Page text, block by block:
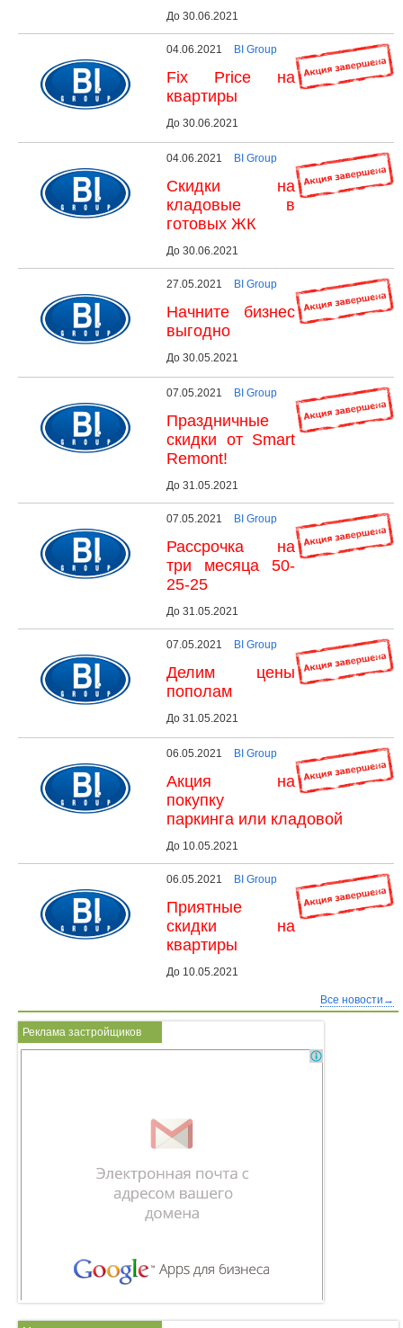
До 30.06.2021
04.06.2021 BI Group
Fix Price на
квартиры
До 30.06.2021
04.06.2021 BI Group
Скидки на
кладовые в
готовых ЖК
До 30.06.2021
27.05.2021 BI Group
Начните бизнес
выгодно
До 30.05.2021
07.05.2021 BI Group
Праздничные
скидки от Smart
Remont!
До 31.05.2021
07.05.2021 BI Group
Рассрочка на
три месяца 50-
25-25
До 31.05.2021
07.05.2021 BI Group
Делим цены
пополам
До 31.05.2021
06.05.2021 BI Group
Акция на
покупку
паркинга или кладовой
До 10.05.2021
06.05.2021 BI Group
Приятные
скидки на
квартиры
До 10.05.2021
Все новости→
Реклама застройщиков